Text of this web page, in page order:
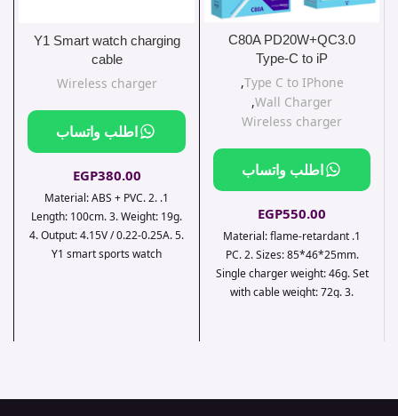
C80A PD20W+QC3.0
Type-C to iP
Type C to IPhone
,
Wall Charger
,
Wireless charger
EGP550.00
اطلب واتساب
1. Material: flame-retardant
PC. 2. Sizes: 85*46*25mm.
Single charger weight: 46g. Set
with cable weight: 72g. 3.
Samsung AFC and other fast
Y1 Smart watch charging
cable
Wireless charger
EGP380.00
اطلب واتساب
1. Material: ABS + PVC. 2.
Length: 100cm. 3. Weight: 19g.
4. Output: 4.15V / 0.22-0.25A. 5.
Y1 smart sports watch